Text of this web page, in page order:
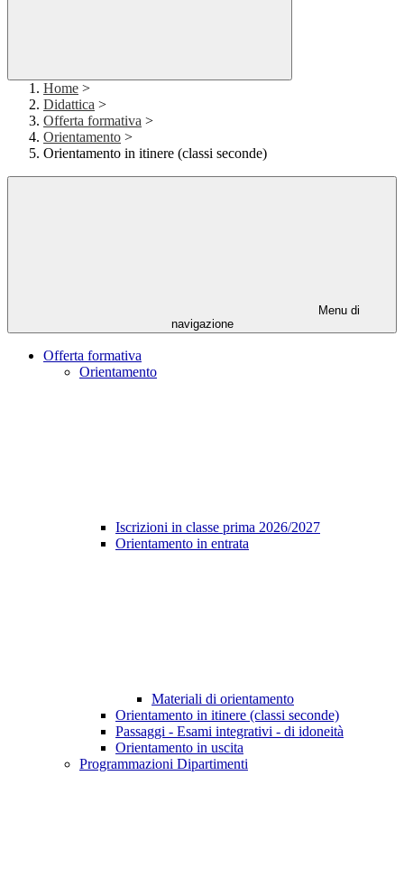
Home >
Didattica >
Offerta formativa >
Orientamento >
Orientamento in itinere (classi seconde)
Menu di
navigazione
Offerta formativa
Orientamento
Iscrizioni in classe prima 2026/2027
Orientamento in entrata
Materiali di orientamento
Orientamento in itinere (classi seconde)
Passaggi - Esami integrativi - di idoneità
Orientamento in uscita
Programmazioni Dipartimenti